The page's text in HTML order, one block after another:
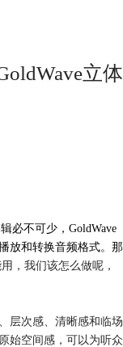
立体
必不可少，GoldWave
放和转换音频格式。 那
，我们该怎么做呢，
层次感、清晰感和临场
始空间感，可以为听众